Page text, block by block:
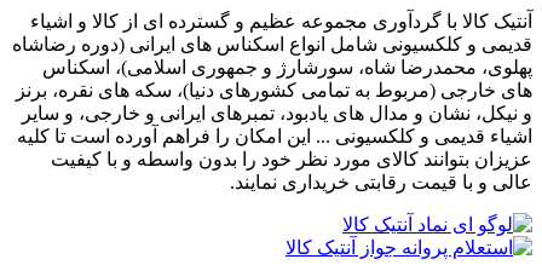
آنتیک کالا با گردآوری مجموعه عظیم و گسترده ای از کالا و اشیاء
قدیمی و کلکسیونی شامل انواع اسکناس های ایرانی (دوره رضاشاه
پهلوی، محمدرضا شاه، سورشارژ و جمهوری اسلامی)، اسکناس
های خارجی (مربوط به تمامی کشورهای دنیا)، سکه های نقره، برنز
و نیکل، نشان و مدال های یادبود، تمبرهای ایرانی و خارجی، و سایر
اشیاء قدیمی و کلکسیونی ... این امکان را فراهم آورده است تا کلیه
عزیزان بتوانند کالای مورد نظر خود را بدون واسطه و با کیفیت
عالی و با قیمت رقابتی خریداری نمایند.